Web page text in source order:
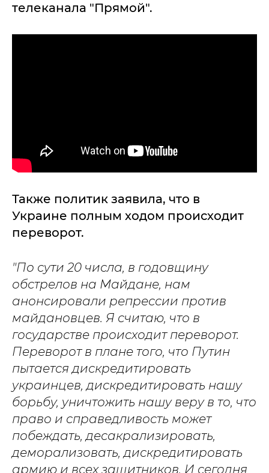
телеканала "Прямой".
Также политик заявила, что в
Украине полным ходом происходит
переворот.
"По сути 20 числа, в годовщину
обстрелов на Майдане, нам
анонсировали репрессии против
майдановцев. Я считаю, что в
государстве происходит переворот.
Переворот в плане того, что Путин
пытается дискредитировать
украинцев, дискредитировать нашу
борьбу, уничтожить нашу веру в то, что
право и справедливость может
побеждать, десакрализировать,
деморализовать, дискредитировать
армию и всех защитников. И сегодня